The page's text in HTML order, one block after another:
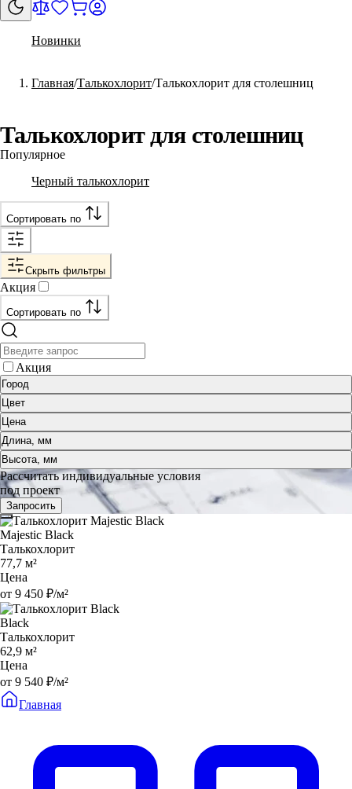
Новинки
Главная Талькохлорит Талькохлорит для столешниц
Талькохлорит для столешниц
Популярное
Черный талькохлорит
Сортировать по
Скрыть фильтры
Акция
Сортировать по
Акция
Город
Цвет
Цена
Длина, мм
Высота, мм
Рассчитать индивидуальные условия
под проект
Запросить
Majestic Black
Талькохлорит
77,7 м²
Цена
от 9 450 ₽/м²
Black
Талькохлорит
62,9 м²
Цена
от 9 540 ₽/м²
Главная